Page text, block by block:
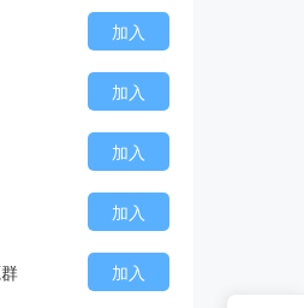
加入
加入
加入
加入
加入